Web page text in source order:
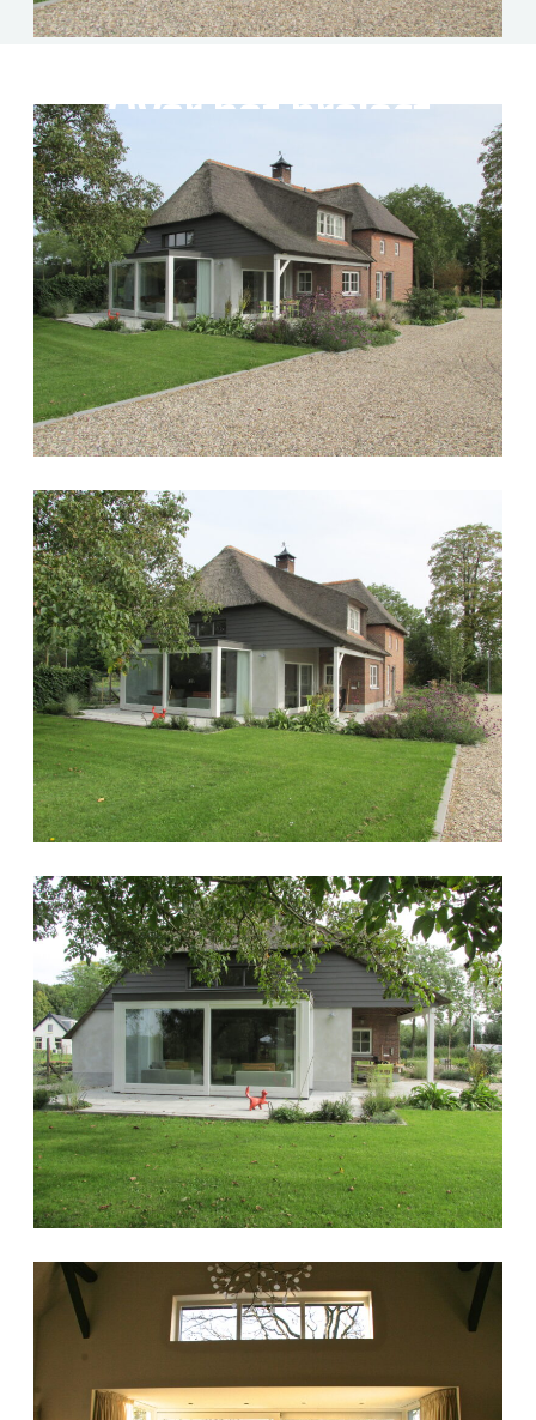
Over het project
We hebben deze prachtig gelegen woning in
Bruchem uitgebreid en gerenoveerd. Een nieuwe
indeling gemaakt, geïsoleerd en het geheel
afgewerkt.